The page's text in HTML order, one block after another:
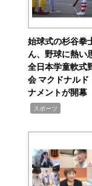
始球式の杉谷拳
ん、野球に熱い
全日本学童軟式
会 マクドナルド
ナメントが開幕
スポーツ